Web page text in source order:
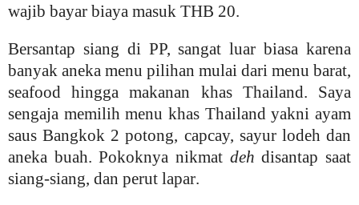
wajib bayar biaya masuk THB 20.
Bersantap siang di PP, sangat luar biasa karena
banyak aneka menu pilihan mulai dari menu barat,
seafood hingga makanan khas Thailand. Saya
sengaja memilih menu khas Thailand yakni ayam
saus Bangkok 2 potong, capcay, sayur lodeh dan
aneka buah. Pokoknya nikmat deh disantap saat
siang-siang, dan perut lapar.